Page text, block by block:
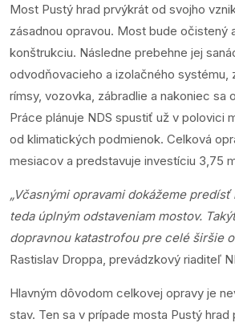
Most Pustý hrad prvýkrát od svojho
zásadnou opravou. Most bude očistený
konštrukciu. Následne prebehne jej
odvodňovacieho a izolačného systému,
rímsy, vozovka, zábradlie a nakoniec sa
Práce plánuje NDS spustiť už v polovici
od klimatických podmienok. Celková
mesiacov a predstavuje investíciu 3,75
„Včasnými opravami dokážeme
teda úplným odstaveniam mostov.
dopravnou katastrofou pre celé širšie
Rastislav Droppa, prevádzkový riaditeľ
Hlavným dôvodom celkovej opravy je
stav. Ten sa v prípade mosta Pustý hrad